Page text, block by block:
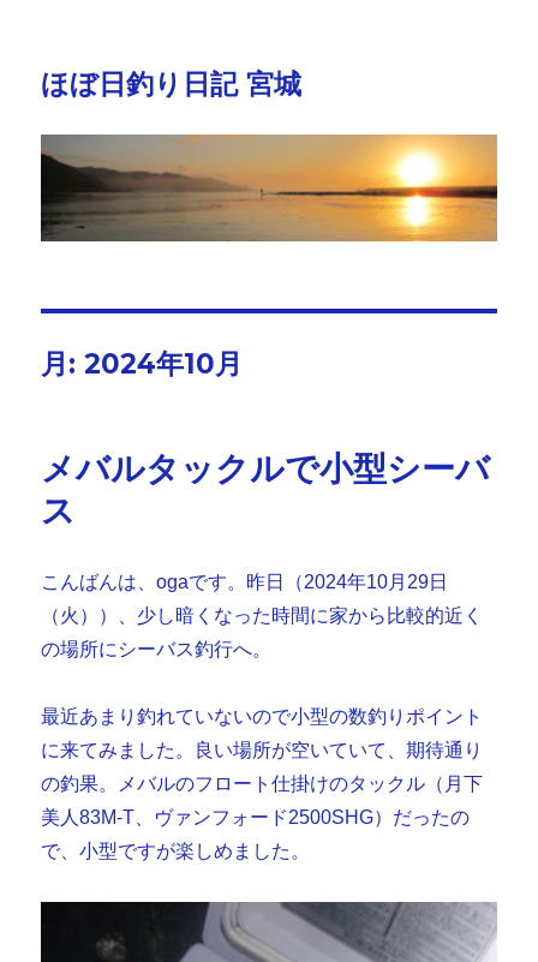
ほぼ日釣り日記 宮城
月:2024年10月
メバルタックルで小型シーバ
ス
こんばんは、ogaです。昨日（2024年10月29日
（火））、少し暗くなった時間に家から比較的近く
の場所にシーバス釣行へ。
最近あまり釣れていないので小型の数釣りポイント
に来てみました。良い場所が空いていて、期待通り
の釣果。メバルのフロート仕掛けのタックル（月下
美人83M-T、ヴァンフォード2500SHG）だったの
で、小型ですが楽しめました。